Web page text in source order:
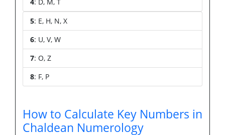
5: E, H, N, X
6: U, V, W
7: O, Z
8: F, P
How to Calculate Key Numbers in
Chaldean Numerology